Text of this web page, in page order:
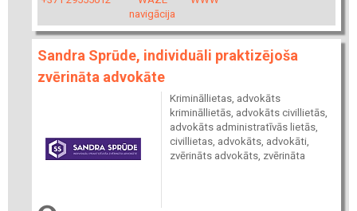
navigācija
Sandra Sprūde, individuāli praktizējoša
zvērināta advokāte
Krimināllietas, advokāts
krimināllietās, advokāts civillietās,
advokāts administratīvās lietās,
civillietas, advokāts, advokāti,
zvērināts advokāts, zvērināta